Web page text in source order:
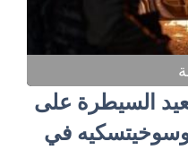
السيطرة على
في